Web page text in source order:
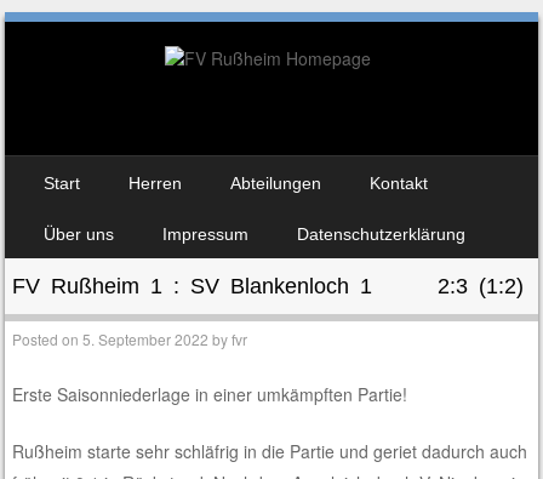
Menu
Start Herren Abteilungen Kontakt
Über uns Impressum Datenschutzerklärung
FV Rußheim 1 : SV Blankenloch 1 2:3 (1:2)
Posted on5. September 2022 byfvr
Erste Saisonniederlage in einer umkämpften Partie!
Rußheim starte sehr schläfrig in die Partie und geriet dadurch auch